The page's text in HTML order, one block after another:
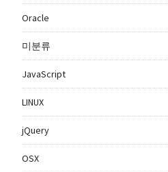
Oracle
미분류
JavaScript
LINUX
jQuery
OSX